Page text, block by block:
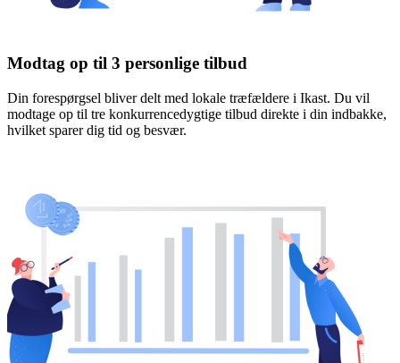
Modtag op til 3 personlige tilbud
Din forespørgsel bliver delt med lokale træfældere i Ikast. Du vil
modtage op til tre konkurrencedygtige tilbud direkte i din indbakke,
hvilket sparer dig tid og besvær.